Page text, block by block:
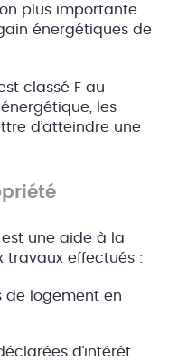
plus importante
énergétiques de
classé F au
les
d’atteindre une
est une aide à la
travaux effectués :
de logement en
d’intérêt